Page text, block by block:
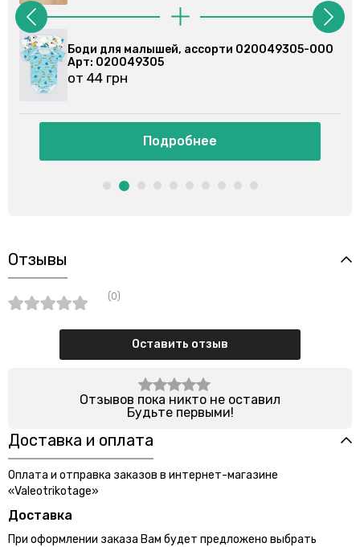
020049305-000
Боди для малышей, ассорти
Отзывы
(0)
Оставить отзыв
Отзывов пока никто не оставил
Будьте первыми!
Доставка и оплата
Оплата и отправка заказов в интернет-магазине
«Valeotrikotage»
Доставка
При оформлении заказа Вам будет предложено выбрать